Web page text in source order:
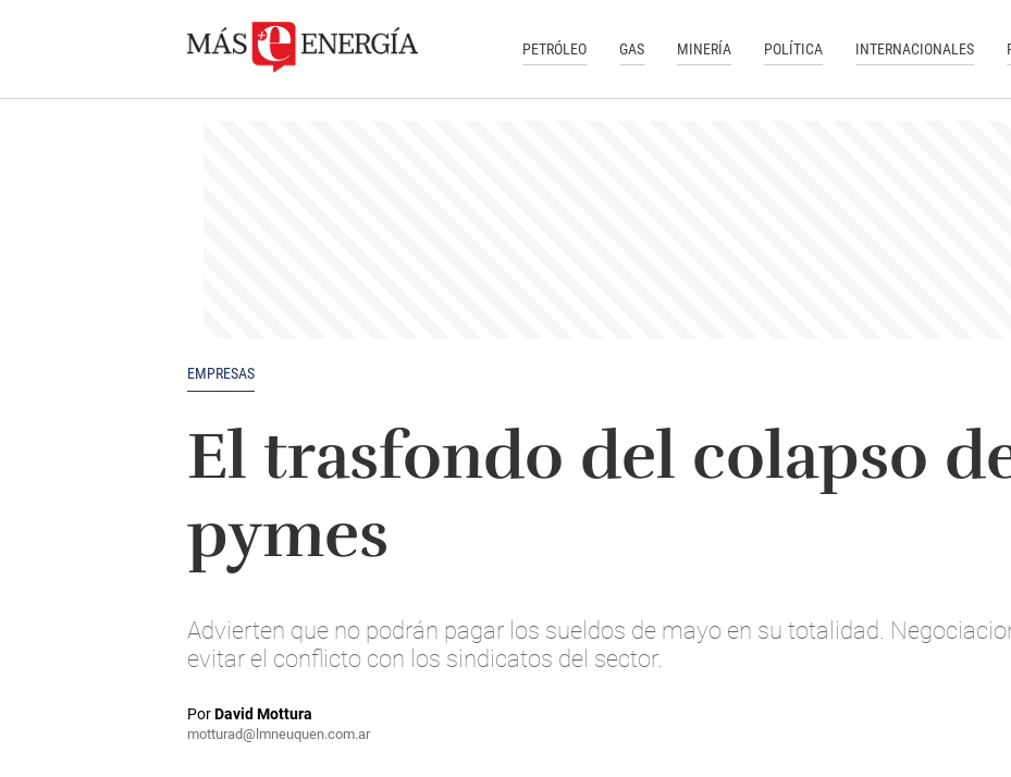
PETRÓLEO GAS MINERÍA POLÍTICA INTERNACIONALES
EMPRESAS
El trasfondo del colapso
pymes
Advierten que no podrán pagar los sueldos de mayo en su totalidad.
evitar el conflicto con los sindicatos del sector.
PorDavid Mottura
motturad@lmneuquen.com.ar